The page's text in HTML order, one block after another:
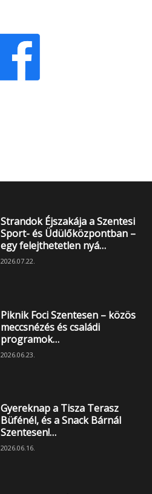
Strandok Éjszakája a Szentesi
Sport- és Üdülőközpontban –
egy felejthetetlen nyá…
2026.07.22.
Piknik Foci Szentesen – közös
meccsnézés és családi
programok…
2026.06.23.
Gyereknap a Tisza Terasz
Büfénél, és a Snack Bárnál
Szentesen!…
2026.06.16.